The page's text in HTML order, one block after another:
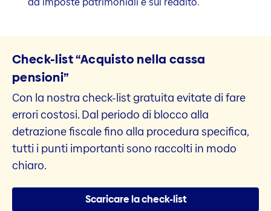
Check-list “Acquisto nella cassa
pensioni”
Con la nostra check-list gratuita evitate di fare
errori costosi. Dal periodo di blocco alla
detrazione fiscale fino alla procedura specifica,
tutti i punti importanti sono raccolti in modo
chiaro.
Scaricare la check-list